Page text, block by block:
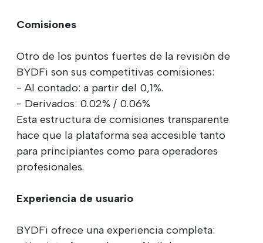
Comisiones
Otro de los puntos fuertes de la revisión de
BYDFi son sus competitivas comisiones:
- Al contado: a partir del 0,1%.
- Derivados: 0.02% / 0.06%
Esta estructura de comisiones transparente
hace que la plataforma sea accesible tanto
para principiantes como para operadores
profesionales.
Experiencia de usuario
BYDFi ofrece una experiencia completa: